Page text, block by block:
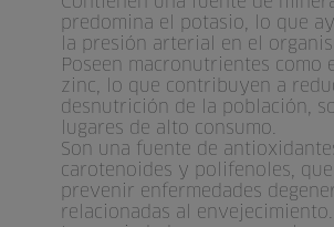
predomina el potasio, lo que
la presión arterial en el
Poseen macronutrientes como
zinc, lo que contribuyen a
desnutrición de la población,
lugares de alto consumo.
Son una fuente de
carotenoides y polifenoles,
prevenir enfermedades
relacionadas al envejecimiento.